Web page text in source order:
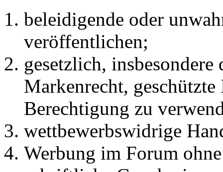
beleidigende oder
veröffentlichen;
gesetzlich,
Markenrecht, geschützte
Berechtigung zu
wettbewerbswidrige
Werbung im Forum